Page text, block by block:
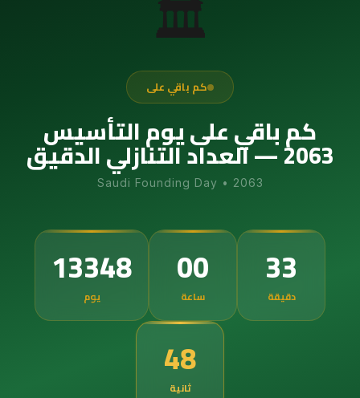
🏛️
كم باقي على
كم باقي على يوم التأسيس
2063 — العداد التنازلي الدقيق
Saudi Founding Day • 2063
13348
يوم
00
ساعة
33
دقيقة
47
ثانية